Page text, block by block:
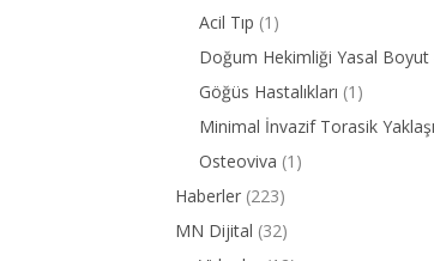
Acil Tıp (1)
Doğum Hekimliği Yasal Boyut
Göğüs Hastalıkları (1)
Minimal İnvazif Torasik
Osteoviva (1)
Haberler (223)
MN Dijital (32)